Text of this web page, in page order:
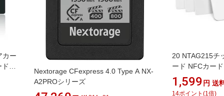
カー
ス
Nextorage CFexpress 4.0 Type A NX-
A2PROシリーズ
20 NTAG215チ
ード NFCカー
ード NFCタグ
電話およびデ
1,599 円 送
14ポイント (1 倍)